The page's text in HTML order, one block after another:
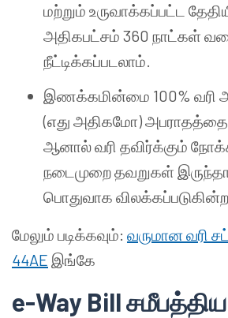
மற்றும் உருவாக்கப்பட்ட
அதிகபட்சம் 360 நாட்கள்
நீட்டிக்கப்படலாம்.
இணக்கமின்மை 100% வரி
(எது அதிகமோ) அபராதத்தை
ஆனால் வரி தவிர்க்கும்
நடைமுறை தவறுகள்
பொதுவாக
மேலும் படிக்கவும்: வருமான வரி
44AE இங்கே
e-Way Bill சமீபத்திய